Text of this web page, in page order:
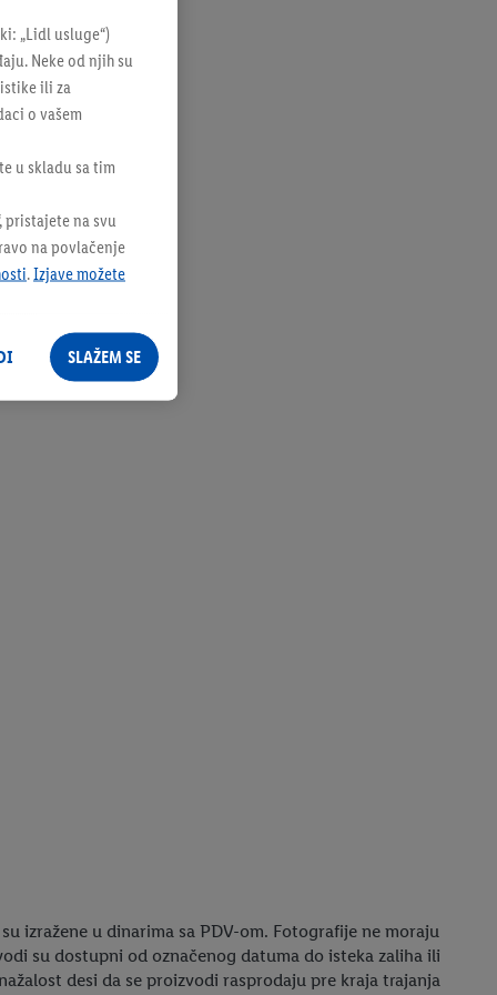
izražene u dinarima sa PDV-om. Fotografije ne moraju
su dostupni od označenog datuma do isteka zaliha ili
desi da se proizvodi rasprodaju pre kraja trajanja
„Lidl usluge“)
Neke od njih su
ili za
o vašem
u skladu sa tim
pristajete na svu
na povlačenje
.Izjave možete
SLAŽEM SE